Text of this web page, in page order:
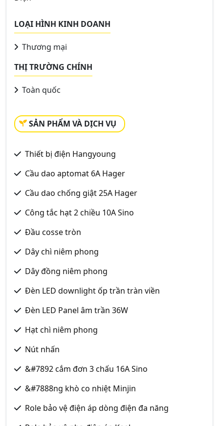
LOẠI HÌNH KINH DOANH
Thương mại
THỊ TRƯỜNG CHÍNH
Toàn quốc
SẢN PHẨM VÀ DỊCH VỤ
Thiết bị điện Hangyoung
Cầu dao aptomat 6A Hager
Cầu dao chống giật 25A Hager
Công tắc hạt 2 chiều 10A Sino
Đầu cosse tròn
Dây chì niêm phong
Dây đồng niêm phong
Đèn LED downlight ốp trần tràn viền
Đèn LED Panel âm trần 36W
Hạt chì niêm phong
Nút nhấn
&#7892 cắm đơn 3 chấu 16A Sino
&#7888ng khò co nhiệt Minjin
Role bảo vệ điện áp dòng điện đa năng